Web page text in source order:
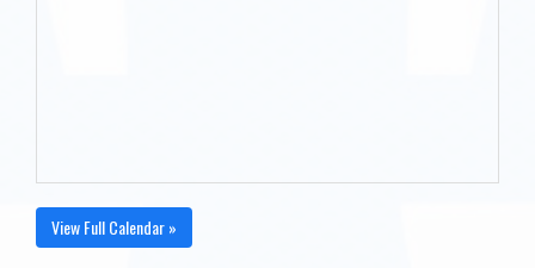
View Full Calendar »